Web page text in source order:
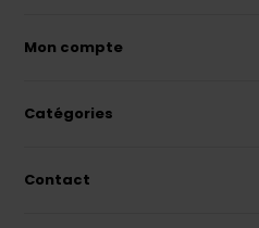
Mon compte
Catégories
Contact